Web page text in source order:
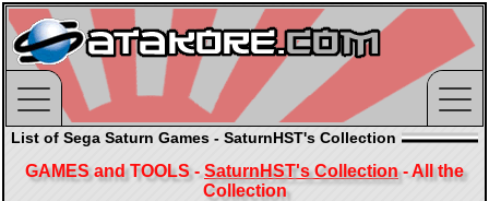
List of Sega Saturn Games - SaturnHST's Collection
GAMES and TOOLS - SaturnHST's Collection- All the
Collection